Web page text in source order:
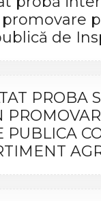
de
PROBA
PUBLICA